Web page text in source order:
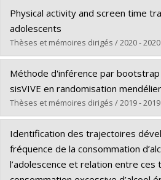
Diplômé(e) :Goulet, Danick
Cycle :Maîtrise
Diplôme obtenu :M. Sc.
Lien vers le document dans
Physical activity and screen time
adolescents
Thèses et mémoires dirigés / 2020 - 2020
Diplômé(e) :Riglea, Teodora
Cycle :Maîtrise
Diplôme obtenu :M. Sc.
Lien vers le document dans
Méthode d'inférence par
sisVIVE en randomisation
Thèses et mémoires dirigés / 2019 - 2019
Diplômé(e) : Dessy, Tatiana
Cycle :Maîtrise
Diplôme obtenu :M. Sc.
Identification des trajectoires
fréquence de la consommation
l’adolescence et relation entre